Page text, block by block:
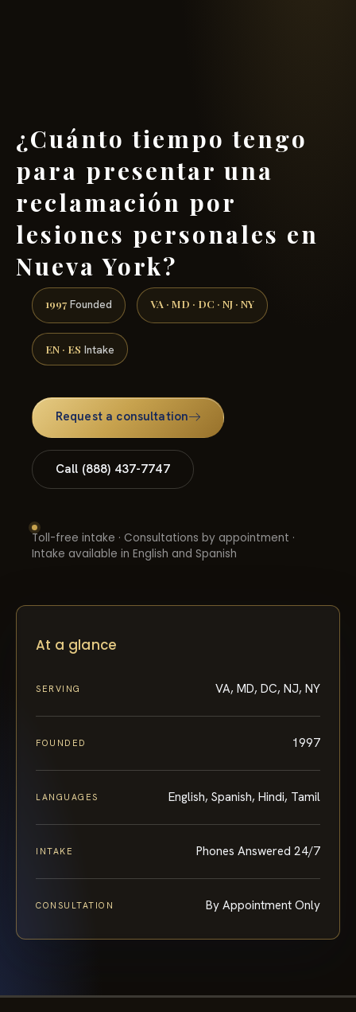
¿Cuánto tiempo tengo
para presentar una
reclamación por
lesiones personales en
Nueva York?
1997 Founded VA · MD · DC · NJ · NY
EN · ES Intake
Request a consultation
Call (888) 437-7747
Toll-free intake · Consultations by appointment ·
Intake available in English and Spanish
At a glance
SERVING VA, MD, DC, NJ, NY
FOUNDED 1997
LANGUAGES English, Spanish, Hindi, Tamil
INTAKE Phones Answered 24/7
CONSULTATION By Appointment Only